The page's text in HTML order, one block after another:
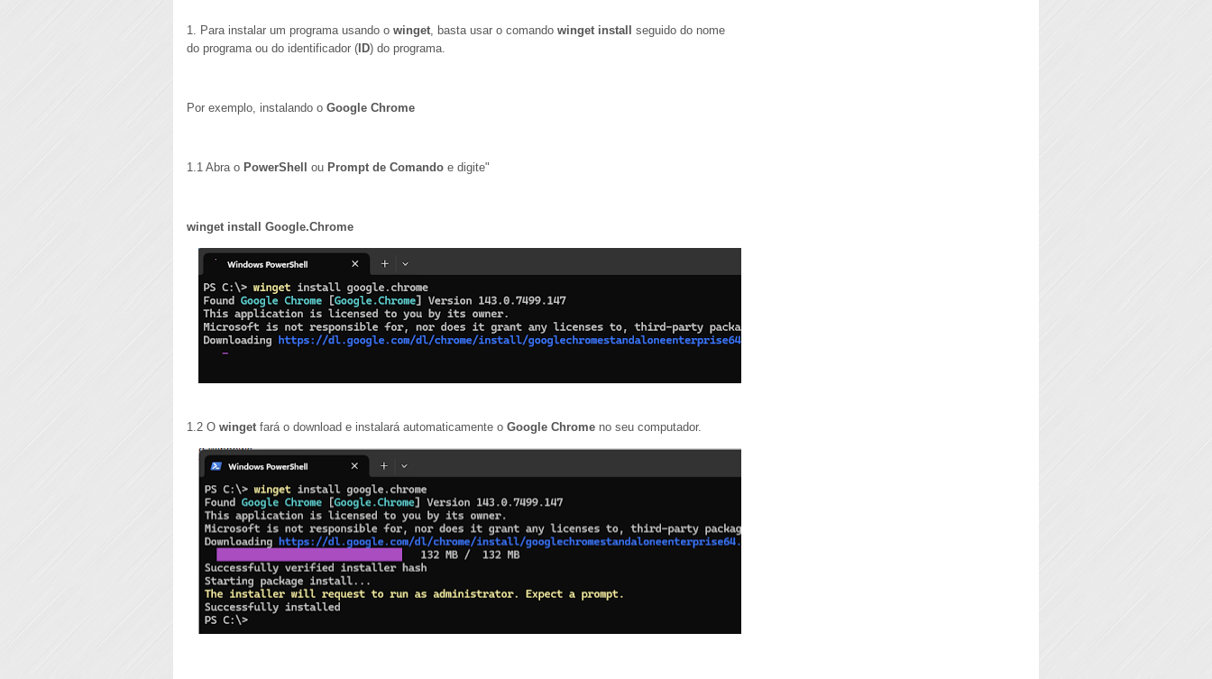
1. Para instalar um programa usando o winget, basta usar o comando winget install
seguido do nome
do programa ou do identificador ( ID) do programa.
Por exemplo, instalando o Google Chrome
1.1 Abra o PowerShell ou Prompt de Comando e digite"
winget install Google.Chrome
1.2 O winget fará o download e instalará automaticamente o Google Chrome no seu computador.